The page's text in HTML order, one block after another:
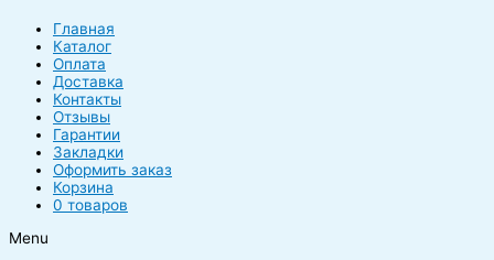
Главная
Каталог
Оплата
Доставка
Контакты
Отзывы
Гарантии
Закладки
Оформить заказ
Корзина
0 товаров
Menu